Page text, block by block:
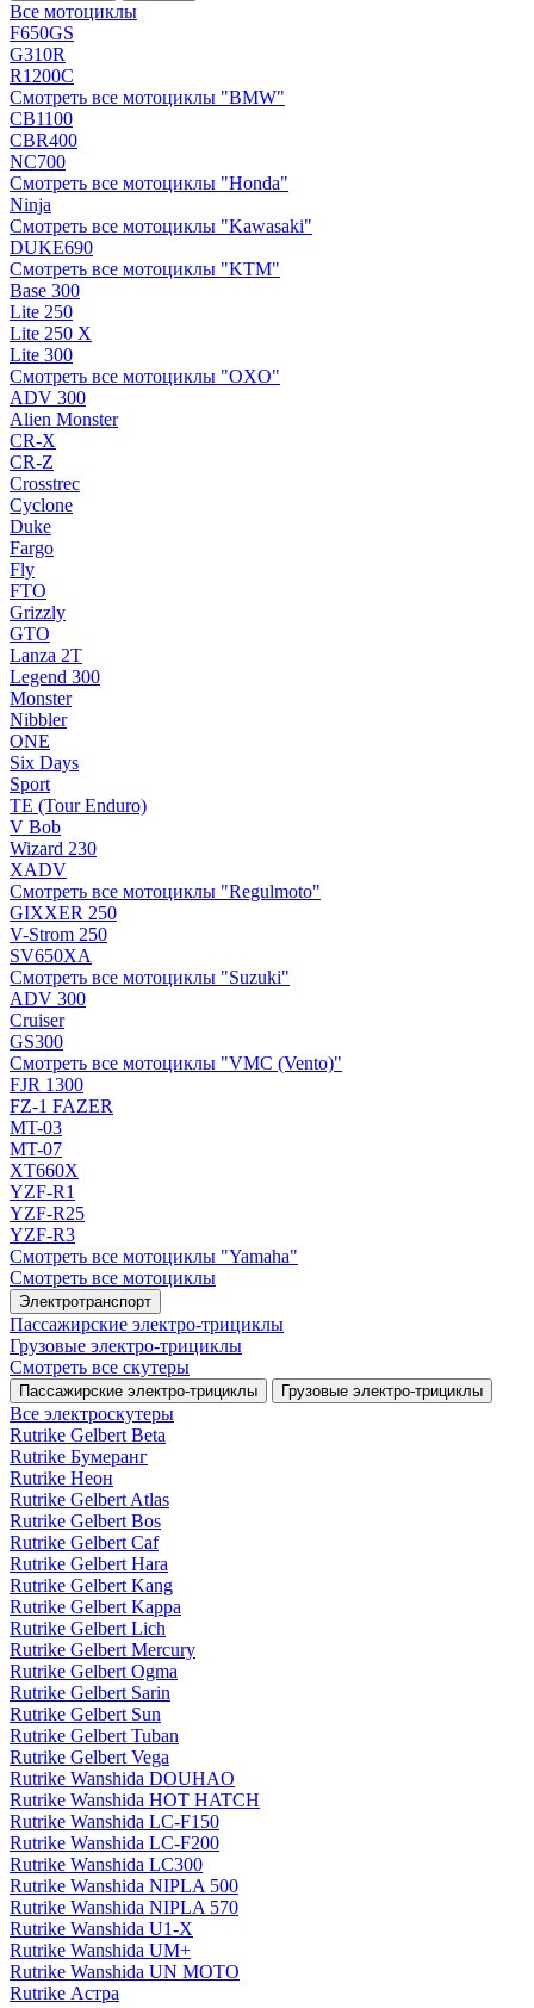
Все мотоциклы
F650GS
G310R
R1200C
Смотреть все мотоциклы "BMW"
CB1100
CBR400
NC700
Смотреть все мотоциклы "Honda"
Ninja
Смотреть все мотоциклы "Kawasaki"
DUKE690
Смотреть все мотоциклы "KTM"
Base 300
Lite 250
Lite 250 X
Lite 300
Смотреть все мотоциклы "OXO"
ADV 300
Alien Monster
CR-X
CR-Z
Crosstrec
Cyclone
Duke
Fargo
Fly
FTO
Grizzly
GTO
Lanza 2T
Legend 300
Monster
Nibbler
ONE
Six Days
Sport
TE (Tour Enduro)
V Bob
Wizard 230
XADV
Смотреть все мотоциклы "Regulmoto"
GIXXER 250
V-Strom 250
SV650XA
Смотреть все мотоциклы "Suzuki"
ADV 300
Cruiser
GS300
Смотреть все мотоциклы "VMC (Vento)"
FJR 1300
FZ-1 FAZER
MT-03
MT-07
XT660X
YZF-R1
YZF-R25
YZF-R3
Смотреть все мотоциклы "Yamaha"
Смотреть все мотоциклы
Электротранспорт
Пассажирские электро‑трициклы
Грузовые электро‑трициклы
Смотреть все скутеры
Пассажирские электро‑трициклы Грузовые электро‑трициклы
Все электро­скутеры
Rutrike Gelbert Beta
Rutrike Бумеранг
Rutrike Неон
Rutrike Gelbert Atlas
Rutrike Gelbert Bos
Rutrike Gelbert Caf
Rutrike Gelbert Hara
Rutrike Gelbert Kang
Rutrike Gelbert Kappa
Rutrike Gelbert Lich
Rutrike Gelbert Mercury
Rutrike Gelbert Ogma
Rutrike Gelbert Sarin
Rutrike Gelbert Sun
Rutrike Gelbert Tuban
Rutrike Gelbert Vega
Rutrike Wanshida DOUHAO
Rutrike Wanshida HOT HATCH
Rutrike Wanshida LC-F150
Rutrike Wanshida LC-F200
Rutrike Wanshida LC300
Rutrike Wanshida NIPLA 500
Rutrike Wanshida NIPLA 570
Rutrike Wanshida U1-X
Rutrike Wanshida UM+
Rutrike Wanshida UN MOTO
Rutrike Астра